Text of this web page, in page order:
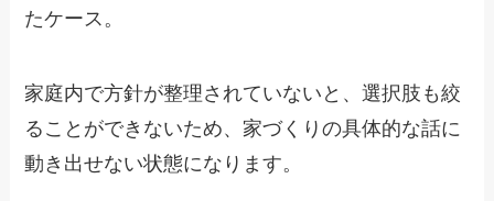
たケース。
家庭内で方針が整理されていないと、選択肢も絞
ることができないため、家づくりの具体的な話に
動き出せない状態になります。